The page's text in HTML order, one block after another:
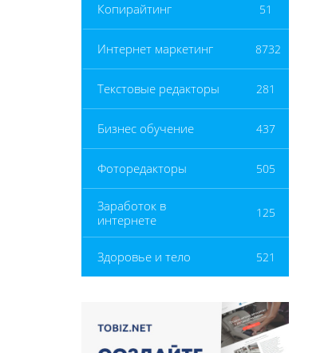
Копирайтинг 51
Интернет маркетинг 8732
Текстовые редакторы 281
Бизнес обучение 437
Фоторедакторы 505
Заработок в
интернете
125
Здоровье и тело 521